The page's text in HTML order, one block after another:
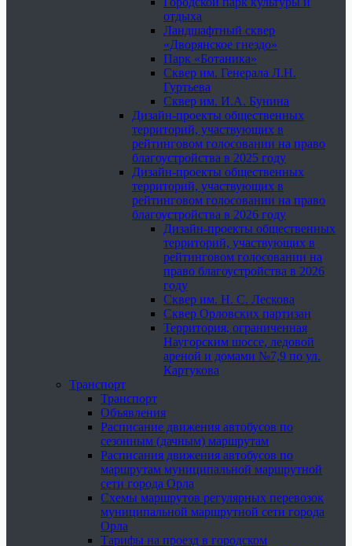
отдыха
Ландшафтный сквер
«Дворянское гнездо»
Парк «Ботаника»
Сквер им. Генерала Л.Н.
Гуртьева
Сквер им. И.А. Бунина
Дизайн-проекты общественных
территорий, участвующих в
рейтинговом голосовании на право
благоустройства в 2025 году
Дизайн-проекты общественных
территорий, участвующих в
рейтинговом голосовании на право
благоустройства в 2026 году
Дизайн-проекты общественных
территорий, участвующих в
рейтинговом голосовании на
право благоустройства в 2026
году
Сквер им. Н. С. Лескова
Сквер Орловских партизан
Территория, ограниченная
Наугорским шоссе, ледовой
ареной и домами №7,9 по ул.
Картукова
Транспорт
Транспорт
Объявления
Расписание движения автобусов по
сезонным (дачным) маршрутам
Расписания движения автобусов по
маршрутам муниципальной маршрутной
сети города Орла
Схемы маршрутов регулярных перевозок
муниципальной маршрутной сети города
Орла
Тарифы на проезд в городском